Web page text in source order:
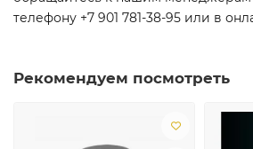
телефону +7 901 781-38-95 или в
Рекомендуем посмотреть